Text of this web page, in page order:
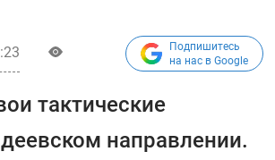
Подпишитесь
на нас в Google
тактические
направлении.